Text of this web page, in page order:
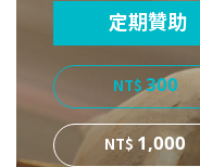
定期贊助
300
1,000